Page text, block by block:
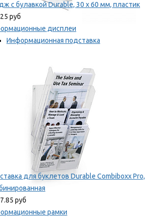
с булавкой Durable, 30 х 60 мм, пластик
руб
дисплеи
Информационная подставка
для буклетов Durable Combiboxx Pro,
руб
рамки